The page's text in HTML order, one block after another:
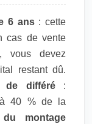
6 ans: cette
cas de vente
vous devez
restant dû.
de différé:
à 40 % de la
du montage